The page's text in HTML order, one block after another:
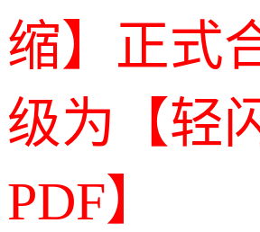
缩】正式
级为【轻
PDF】